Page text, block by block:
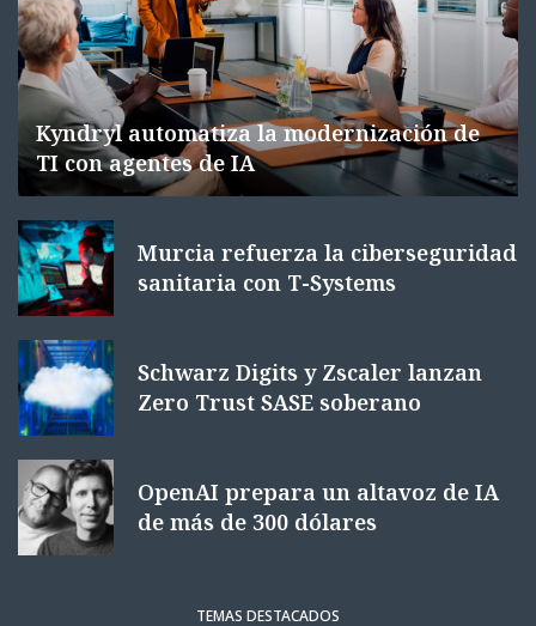
Kyndryl automatiza la modernización de
TI con agentes de IA
Murcia refuerza la ciberseguridad
sanitaria con T-Systems
Schwarz Digits y Zscaler lanzan
Zero Trust SASE soberano
OpenAI prepara un altavoz de IA
de más de 300 dólares
TEMAS DESTACADOS